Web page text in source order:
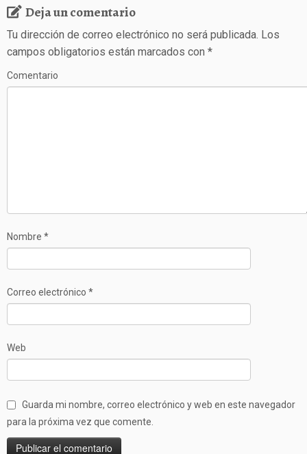
Deja un comentario
Tu dirección de correo electrónico no será publicada. Los
campos obligatorios están marcados con *
Comentario
Nombre *
Correo electrónico *
Web
Guarda mi nombre, correo electrónico y web en este navegador
para la próxima vez que comente.